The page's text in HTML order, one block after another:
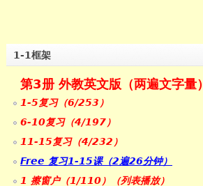
1-1框架
第3册 外教英文版（两遍文字量）
1-5复习（6/253）
6-10复习（4/197）
11-15复习（4/232）
Free 复习1-15课（2遍26分钟）
1 擦窗户（1/110）（列表播放）